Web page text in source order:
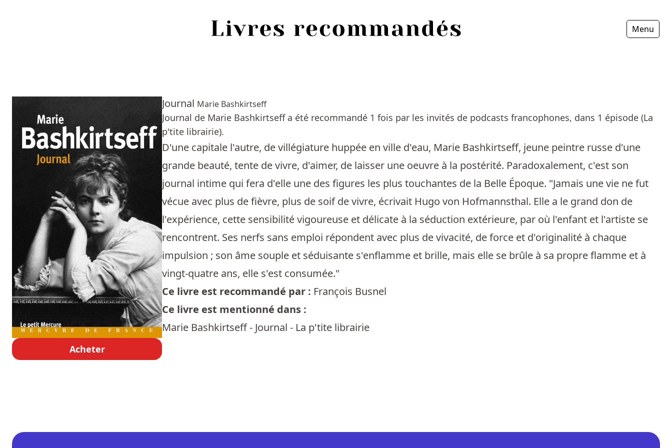
Menu
Acheter
Journal Marie Bashkirtseff
Journal de Marie Bashkirtseff a été recommandé 1 fois par les invités de podcasts francophones, dans 1 épisode (La
p'tite librairie).
D'une capitale l'autre, de villégiature huppée en ville d'eau, Marie Bashkirtseff, jeune peintre russe d'une
grande beauté, tente de vivre, d'aimer, de laisser une oeuvre à la postérité. Paradoxalement, c'est son
journal intime qui fera d'elle une des figures les plus touchantes de la Belle Époque. "Jamais une vie ne fut
vécue avec plus de fièvre, plus de soif de vivre, écrivait Hugo von Hofmannsthal. Elle a le grand don de
l'expérience, cette sensibilité vigoureuse et délicate à la séduction extérieure, par où l'enfant et l'artiste se
rencontrent. Ses nerfs sans emploi répondent avec plus de vivacité, de force et d'originalité à chaque
impulsion ; son âme souple et séduisante s'enflamme et brille, mais elle se brûle à sa propre flamme et à
vingt-quatre ans, elle s'est consumée."
Ce livre est recommandé par : François Busnel
Ce livre est mentionné dans :
Marie Bashkirtseff - Journal - La p'tite librairie
Sources
Personnes
Livres
Livres les plus recommandés
Prix littéraires